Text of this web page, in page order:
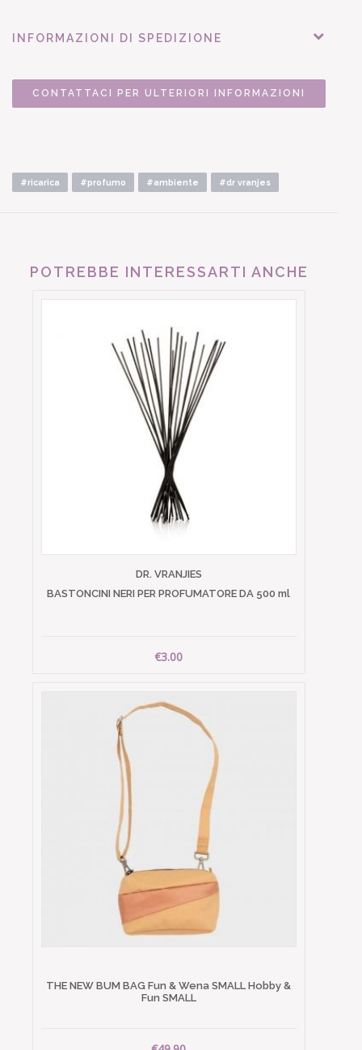
INFORMAZIONI DI SPEDIZIONE
CONTATTACI PER ULTERIORI INFORMAZIONI
#ricarica #profumo #ambiente #dr vranjes
POTREBBE INTERESSARTI ANCHE
DR. VRANJIES
BASTONCINI NERI PER PROFUMATORE DA 500 ml
€3.00
THE NEW BUM BAG Fun & Wena SMALL Hobby &
Fun SMALL